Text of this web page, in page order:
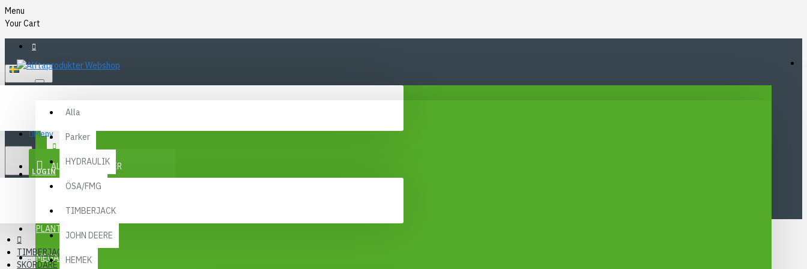
Menu
Your Cart
SEK
Alla
Parker
HYDRAULIK
ÖSA/FMG
TIMBERJACK
JOHN DEERE
HEMEK
KONTAKT
Meny
ALLA KATEGORIER
PLANTMA X
MEGA MENY
LOGIN
REGISTER
TIMBERJACK
SKÖRDARE